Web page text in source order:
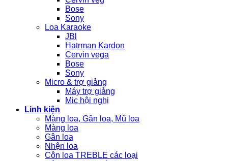
Bose
Sony
Loa Karaoke
JBl
Hatrman Kardon
Cervin vega
Bose
Sony
Micro & trợ giảng
Máy trợ giảng
Mic hội nghị
Linh kiện
Màng loa, Gân loa, Mũ loa
Màng loa
Gân loa
Nhện loa
Côn loa TREBLE các loại